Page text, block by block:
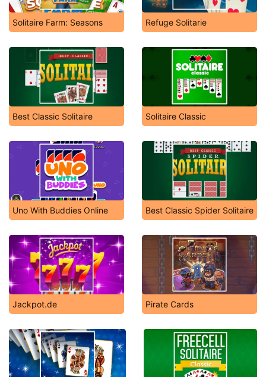
Solitaire Farm: Seasons Refuge Solitarie
Best Classic Solitaire Solitaire Classic
Uno With Buddies Online Best Classic Spider Solitaire
Jackpot.de Pirate Cards